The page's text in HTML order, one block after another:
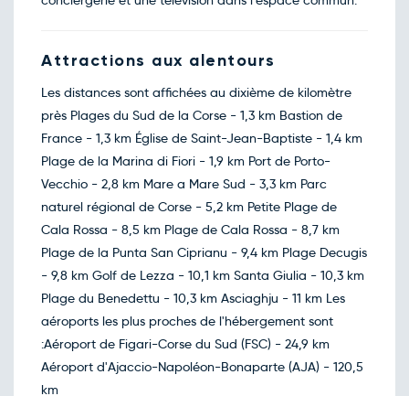
25
3405€/pers
Attractions aux alentours
Les distances sont affichées au dixième de kilomètre
près Plages du Sud de la Corse - 1,3 km Bastion de
France - 1,3 km Église de Saint-Jean-Baptiste - 1,4 km
Plage de la Marina di Fiori - 1,9 km Port de Porto-
Vecchio - 2,8 km Mare a Mare Sud - 3,3 km Parc
naturel régional de Corse - 5,2 km Petite Plage de
Cala Rossa - 8,5 km Plage de Cala Rossa - 8,7 km
Plage de la Punta San Ciprianu - 9,4 km Plage Decugis
- 9,8 km Golf de Lezza - 10,1 km Santa Giulia - 10,3 km
Plage du Benedettu - 10,3 km Asciaghju - 11 km Les
aéroports les plus proches de l'hébergement sont
:Aéroport de Figari-Corse du Sud (FSC) - 24,9 km
Aéroport d'Ajaccio-Napoléon-Bonaparte (AJA) - 120,5
km